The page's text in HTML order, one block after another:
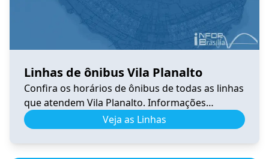
Linhas de ônibus Vila Planalto
Confira os horários de ônibus de todas as linhas
que atendem Vila Planalto. Informações
atualizadas, itinerários completos e facilidades
para planejar sua viagem no DF.
Veja as Linhas